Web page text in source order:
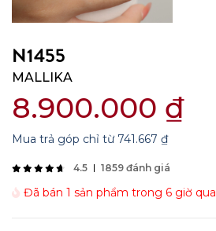
N1455
MALLIKA
8.900.000 ₫
Mua trả góp chỉ từ 741.667 ₫
4.5 1859 đánh giá
Đã bán 1 sản phẩm trong 6 giờ qua